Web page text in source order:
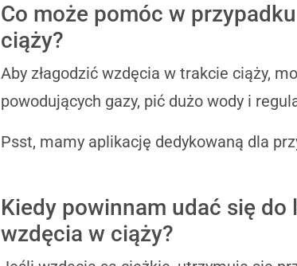
Co może pomóc w
ciąży?
Aby złagodzić wzdęcia w trakcie ciąży,
powodujących gazy, pić dużo wody i
Psst, mamy aplikację dedykowaną dla
Kiedy powinnam udać się do
wzdęcia w ciąży?